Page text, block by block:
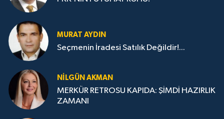
MURAT AYDIN
Seçmenin İradesi Satılık Değildir!...
NILGÜN AKMAN
MERKÜR RETROSU KAPIDA: ŞİMDİ HAZIRLIK
ZAMANI